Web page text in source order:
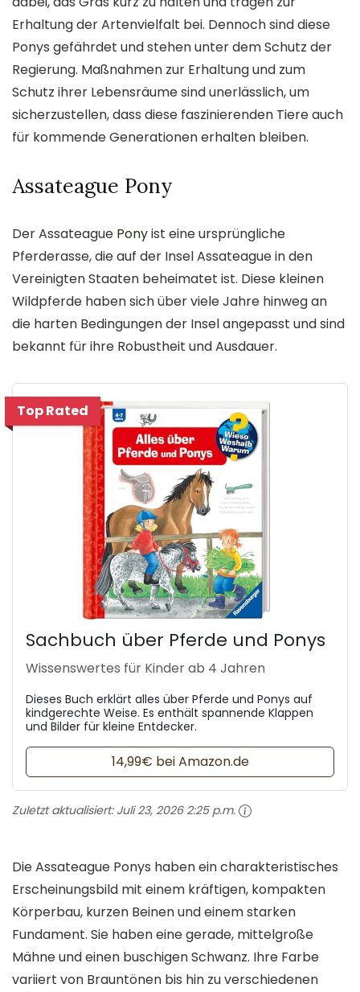
Erhaltung der Artenvielfalt bei. Dennoch sind diese
Ponys gefährdet und stehen unter dem Schutz der
Regierung. Maßnahmen zur Erhaltung und zum
Schutz ihrer Lebensräume sind unerlässlich, um
sicherzustellen, dass diese faszinierenden Tiere auch
für kommende Generationen erhalten bleiben.
Assateague Pony
Der Assateague Ponyist eine ursprüngliche
Pferderasse, die auf der Insel Assateague in den
Vereinigten Staaten beheimatet ist. Diese kleinen
Wildpferde haben sich über viele Jahre hinweg an
die harten Bedingungen der Insel angepasst und sind
bekannt für ihre Robustheit und Ausdauer.
Top Rated
Sachbuch über Pferde und Ponys
Wissenswertes für Kinder ab 4 Jahren
Dieses Buch erklärt alles über Pferde und Ponys auf
kindgerechte Weise. Es enthält spannende Klappen
und Bilder für kleine Entdecker.
14,99€ bei Amazon.de
Zuletzt aktualisiert: Juli 23, 2026 2:25 p.m.
Die Assateague Ponys haben ein charakteristisches
Erscheinungsbild mit einem kräftigen, kompakten
Körperbau, kurzen Beinen und einem starken
Fundament. Sie haben eine gerade, mittelgroße
Mähne und einen buschigen Schwanz. Ihre Farbe
variiert von Brauntönen bis hin zu verschiedenen